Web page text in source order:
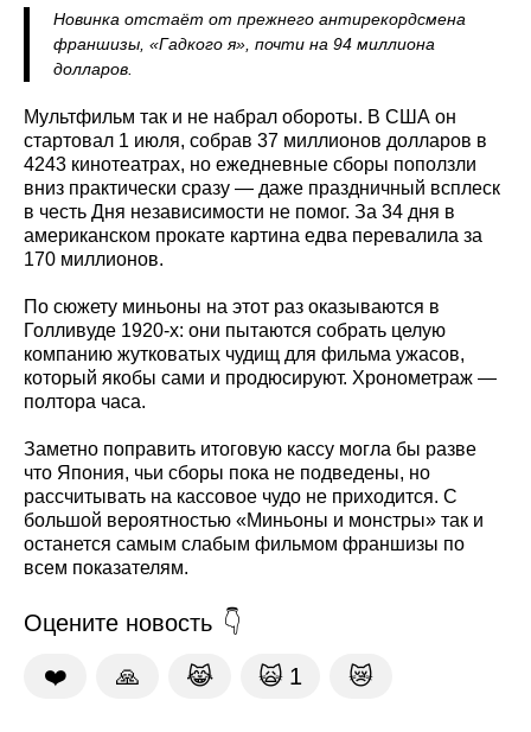
Новинка отстаёт от прежнего антирекордсмена
франшизы, «Гадкого я», почти на 94 миллиона
долларов.
Мультфильм так и не набрал обороты. В США он
стартовал 1 июля, собрав 37 миллионов долларов в
4243 кинотеатрах, но ежедневные сборы поползли
вниз практически сразу — даже праздничный всплеск
в честь Дня независимости не помог. За 34 дня в
американском прокате картина едва перевалила за
170 миллионов.
По сюжету миньоны на этот раз оказываются в
Голливуде 1920-х: они пытаются собрать целую
компанию жутковатых чудищ для фильма ужасов,
который якобы сами и продюсируют. Хронометраж —
полтора часа.
Заметно поправить итоговую кассу могла бы разве
что Япония, чьи сборы пока не подведены, но
рассчитывать на кассовое чудо не приходится. С
большой вероятностью «Миньоны и монстры» так и
останется самым слабым фильмом франшизы по
всем показателям.
Оцените новость
❤️ 🙏 😹 🙀 1 😿